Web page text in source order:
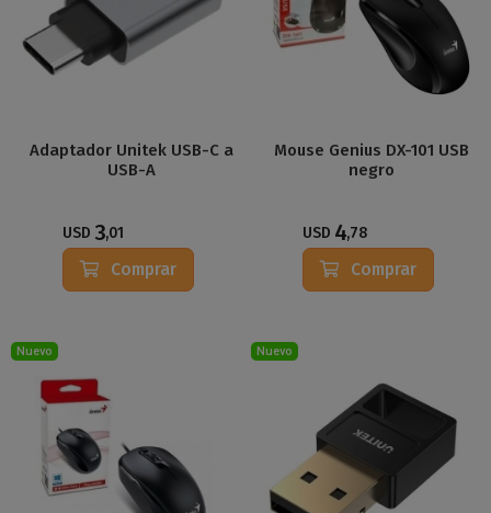
Adaptador Unitek USB-C a
USB-A
USD 3,01
Comprar
Mouse Genius DX-101 USB
negro
USD 4,78
Comprar
Nuevo Nuevo